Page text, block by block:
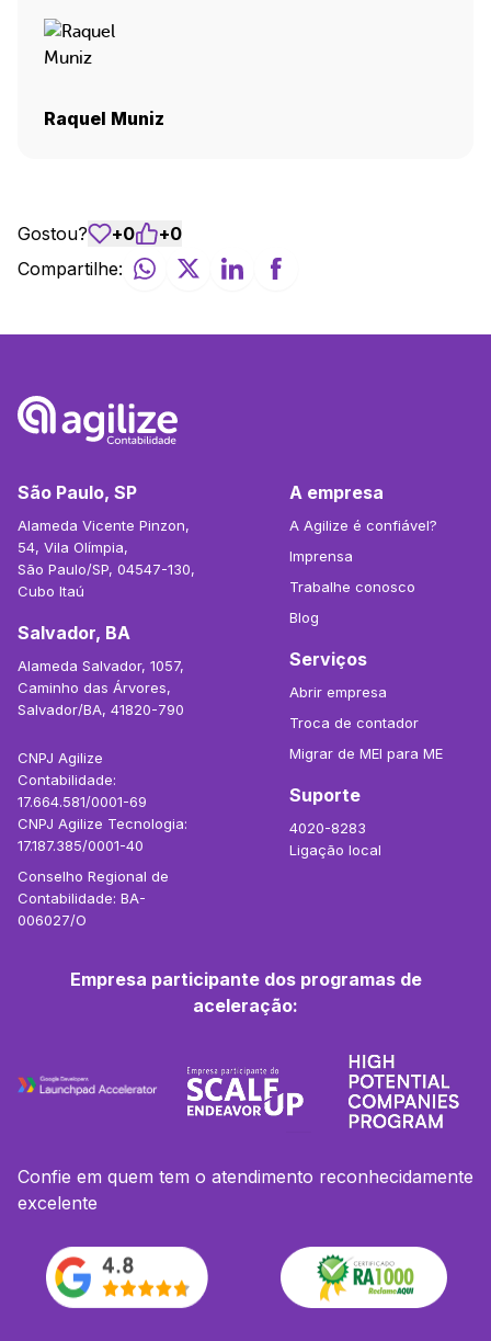
Raquel Muniz
Gostou? +0 +0
Compartilhe:
São Paulo, SP
Alameda Vicente Pinzon,
54, Vila Olímpia,
São Paulo/SP, 04547-130,
Cubo Itaú
Salvador, BA
Alameda Salvador, 1057,
Caminho das Árvores,
Salvador/BA, 41820-790
CNPJ Agilize
Contabilidade:
17.664.581/0001-69
CNPJ Agilize Tecnologia:
17.187.385/0001-40
Conselho Regional de
Contabilidade: BA-
006027/O
A empresa
A Agilize é confiável?
Imprensa
Trabalhe conosco
Blog
Serviços
Abrir empresa
Troca de contador
Migrar de MEI para ME
Suporte
4020-8283
Ligação local
Empresa participante dos programas de
aceleração:
Confie em quem tem o atendimento reconhecidamente
excelente